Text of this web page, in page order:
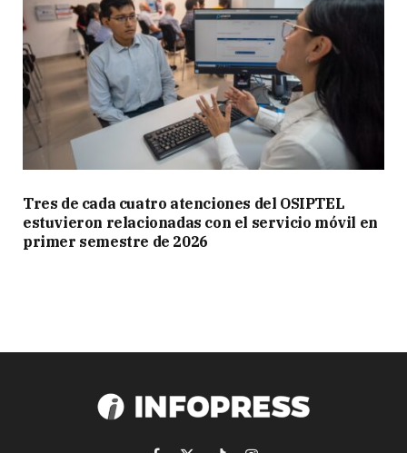
Tres de cada cuatro atenciones del OSIPTEL
estuvieron relacionadas con el servicio móvil en
primer semestre de 2026